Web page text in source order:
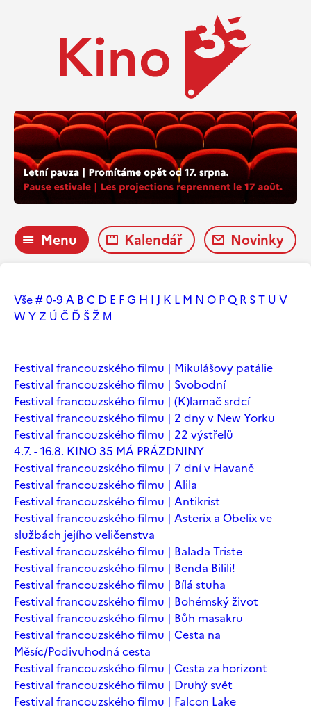
Menu Kalendář Novinky
Vše# 0-9 A B C D E FG H I J K L M N O PQ R ST U V
W YZ Ú Č Ď ŠŽ М
Festival francouzského filmu | Mikulášovy patálie
Festival francouzského filmu | Svobodní
Festival francouzského filmu | (K)lamač srdcí
Festival francouzského filmu | 2 dny v New Yorku
Festival francouzského filmu | 22 výstřelů
4.7. - 16.8. KINO 35 MÁ PRÁZDNINY
Festival francouzského filmu | 7 dní v Havaně
Festival francouzského filmu | Alila
Festival francouzského filmu | Antikrist
Festival francouzského filmu | Asterix a Obelix ve
službách jejího veličenstva
Festival francouzského filmu | Balada Triste
Festival francouzského filmu | Benda Bilili!
Festival francouzského filmu | Bílá stuha
Festival francouzského filmu | Bohémský život
Festival francouzského filmu | Bůh masakru
Festival francouzského filmu | Cesta na
Měsíc/Podivuhodná cesta
Festival francouzského filmu | Cesta za horizont
Festival francouzského filmu | Druhý svět
Festival francouzského filmu | Falcon Lake